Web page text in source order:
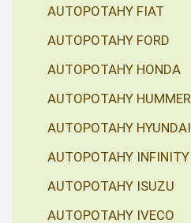
AUTOPOTAHY FIAT
AUTOPOTAHY FORD
AUTOPOTAHY HONDA
AUTOPOTAHY HUMMER
AUTOPOTAHY HYUNDAI
AUTOPOTAHY INFINITY
AUTOPOTAHY ISUZU
AUTOPOTAHY IVECO